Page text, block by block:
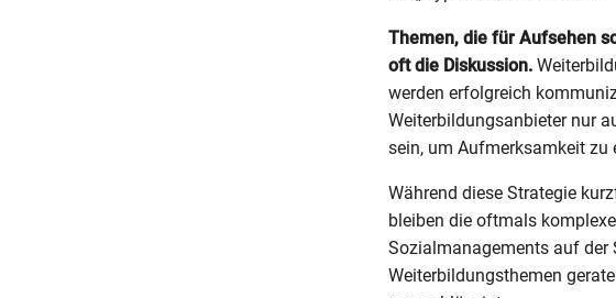
Themen, die für Aufsehen
oft die Diskussion.
werden erfolgreich
Weiterbildungsanbieter nur
sein, um Aufmerksamkeit zu
Während diese Strategie
bleiben die oftmals
Sozialmanagements auf der
Weiterbildungsthemen